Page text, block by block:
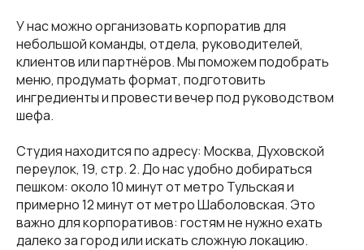
У нас можно организовать корпоратив для
небольшой команды, отдела, руководителей,
клиентов или партнёров. Мы поможем подобрать
меню, продумать формат, подготовить
ингредиенты и провести вечер под руководством
шефа.
Студия находится по адресу: Москва, Духовской
переулок, 19, стр. 2. До нас удобно добираться
пешком: около 10 минут от метро Тульская и
примерно 12 минут от метро Шаболовская. Это
важно для корпоративов: гостям не нужно ехать
далеко за город или искать сложную локацию.